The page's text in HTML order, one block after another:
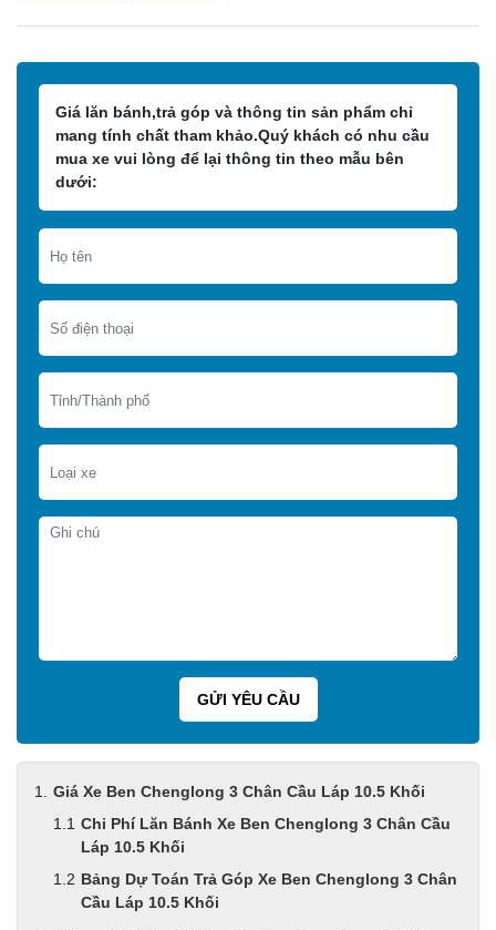
Giá lăn bánh,trả góp và thông tin sản phẩm chỉ
mang tính chất tham khảo.Quý khách có nhu cầu
mua xe vui lòng để lại thông tin theo mẫu bên
dưới:
Giá Xe Ben Chenglong 3 Chân Cầu Láp 10.5 Khối
Chi Phí Lăn Bánh Xe Ben Chenglong 3 Chân Cầu
Láp 10.5 Khối
Bảng Dự Toán Trả Góp Xe Ben Chenglong 3 Chân
Cầu Láp 10.5 Khối